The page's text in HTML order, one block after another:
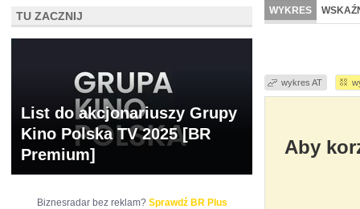
BR LAB
WYKRES
wykres AT
Aby
TU ZACZNIJ
List do akcjonariuszy Grupy
Kino Polska TV 2025 [BR
Premium]
Biznesradar bez reklam? Sprawdź BR Plus